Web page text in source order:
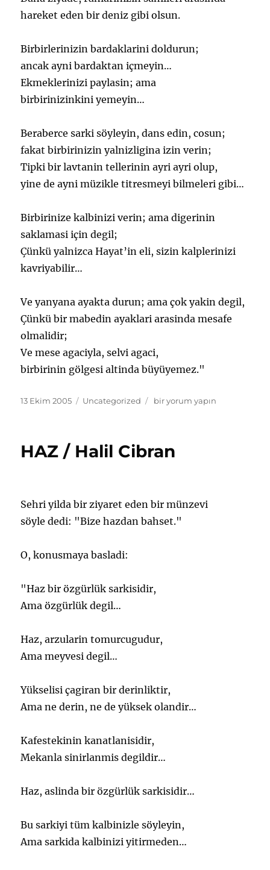
hareket eden bir deniz gibi olsun.
Birbirlerinizin bardaklarini doldurun;
ancak ayni bardaktan içmeyin…
Ekmeklerinizi paylasin; ama
birbirinizinkini yemeyin…
Beraberce sarki söyleyin, dans edin, cosun;
fakat birbirinizin yalnizligina izin verin;
Tipki bir lavtanin tellerinin ayri ayri olup,
yine de ayni müzikle titresmeyi bilmeleri gibi…
Birbirinize kalbinizi verin; ama digerinin
saklamasi için degil;
Çünkü yalnizca Hayat’in eli, sizin kalplerinizi
kavriyabilir…
Ve yanyana ayakta durun; ama çok yakin degil,
Çünkü bir mabedin ayaklari arasinda mesafe
olmalidir;
Ve mese agaciyla, selvi agaci,
birbirinin gölgesi altinda büyüyemez."
Yayın
13 Ekim 2005 Kategoriler
Uncategorized
BERABERLIK
için
bir yorum yapın
HAZ / Halil Cibran
Sehri yilda bir ziyaret eden bir münzevi
söyle dedi: "Bize hazdan bahset."
O, konusmaya basladi:
"Haz bir özgürlük sarkisidir,
Ama özgürlük degil…
Haz, arzularin tomurcugudur,
Ama meyvesi degil…
Yükselisi çagiran bir derinliktir,
Ama ne derin, ne de yüksek olandir…
Kafestekinin kanatlanisidir,
Mekanla sinirlanmis degildir…
Haz, aslinda bir özgürlük sarkisidir…
Bu sarkiyi tüm kalbinizle söyleyin,
Ama sarkida kalbinizi yitirmeden…